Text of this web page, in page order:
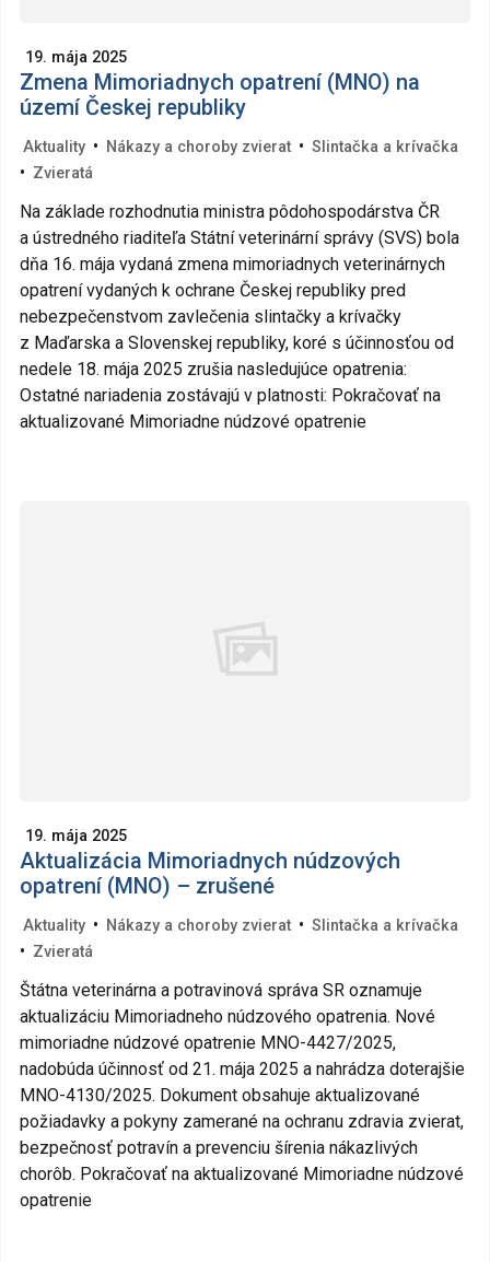
19. mája 2025
Zmena Mimoriadnych opatrení (MNO) na
území Českej republiky
Aktuality • Nákazy a choroby zvierat • Slintačka a krívačka
• Zvieratá
Na základe rozhodnutia ministra pôdohospodárstva ČR
a ústredného riaditeľa Státní veterinární správy (SVS) bola
dňa 16. mája vydaná zmena mimoriadnych veterinárnych
opatrení vydaných k ochrane Českej republiky pred
nebezpečenstvom zavlečenia slintačky a krívačky
z Maďarska a Slovenskej republiky, koré s účinnosťou od
nedele 18. mája 2025 zrušia nasledujúce opatrenia:
Ostatné nariadenia zostávajú v platnosti: Pokračovať na
aktualizované Mimoriadne núdzové opatrenie
19. mája 2025
Aktualizácia Mimoriadnych núdzových
opatrení (MNO) – zrušené
Aktuality • Nákazy a choroby zvierat • Slintačka a krívačka
• Zvieratá
Štátna veterinárna a potravinová správa SR oznamuje
aktualizáciu Mimoriadneho núdzového opatrenia. Nové
mimoriadne núdzové opatrenie MNO-4427/2025,
nadobúda účinnosť od 21. mája 2025 a nahrádza doterajšie
MNO-4130/2025. Dokument obsahuje aktualizované
požiadavky a pokyny zamerané na ochranu zdravia zvierat,
bezpečnosť potravín a prevenciu šírenia nákazlivých
chorôb. Pokračovať na aktualizované Mimoriadne núdzové
opatrenie